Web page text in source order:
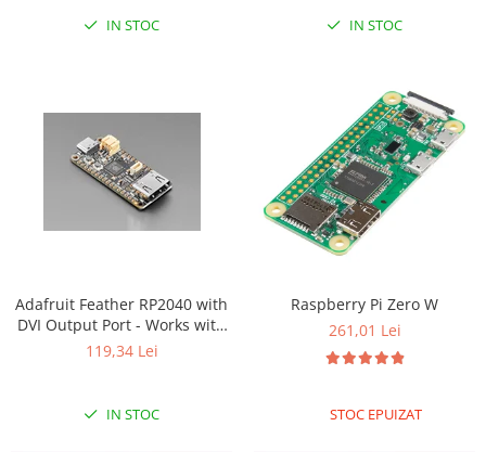
IN STOC IN STOC
Adafruit Feather RP2040 with
DVI Output Port - Works with
HDMI
119,34 Lei
IN STOC
Raspberry Pi Zero W
261,01 Lei
STOC EPUIZAT